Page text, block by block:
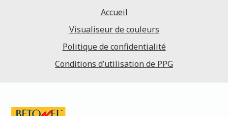
Accueil
Visualiseur de couleurs
Politique de confidentialité
Conditions d’utilisation de PPG